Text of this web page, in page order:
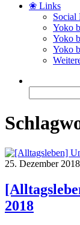
❀ Links
Social
Yoko
Yoko
Yoko
nach:
25. Dezember 2018
2018